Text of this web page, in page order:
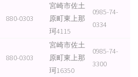
880-0303
宮崎市佐土
原町東上那
珂4115
0985-74-
0334
880-0303
宮崎市佐土
原町東上那
珂16350
0985-74-
3300